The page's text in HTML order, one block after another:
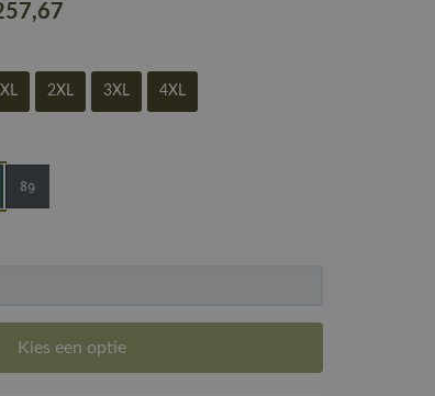
,67
XL 2XL 3XL 4XL
Kies een optie